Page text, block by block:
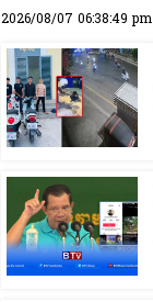
2026/08/07 06:38:49 pm